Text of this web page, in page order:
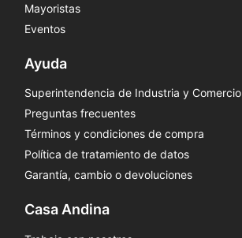
Mayoristas
Eventos
Ayuda
Superintendencia de Industria y Comercio
Preguntas frecuentes
Términos y condiciones de compra
Política de tratamiento de datos
Garantía, cambio o devoluciones
Casa Andina